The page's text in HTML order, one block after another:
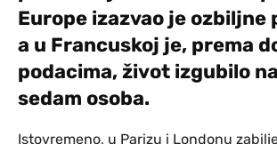
Europe izazvao je ozbiljne
a u Francuskoj je, prema
podacima, život izgubilo
sedam osoba.
Istovremeno, u Parizu i Londonu